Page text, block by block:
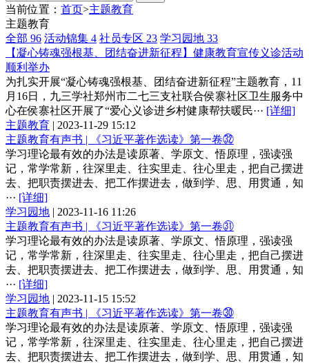
当前位置： 首页>主题教育
主题教育
全部 96 活动锦集 4 社员专区 23 学习园地 33
【凝心铸魂强根基、团结奋进新征程】健康教育宣传义诊活动
顺利举办
为扎实开展“凝心铸魂强根基、团结奋进新征程”主题教育，11
月16日，九三学社郑州市二七三支社联合侯寨社区卫生服务中
心在侯寨社区开展了“爱心义诊进乡村健康帮扶暖民··· [详细]
主题教育 | 2023-11-29 15:12
主题教育有声书 | 《习近平著作选读》第一卷㉜
学习理论最有效的办法是读原著、学原文、悟原理，强读强
记，常学常新，往深里走、往实里走、往心里走，把自己摆进
去、把职责摆进去、把工作摆进去，做到学、思、用贯通，知
··· [详细]
学习园地 | 2023-11-16 11:26
主题教育有声书 | 《习近平著作选读》第一卷㉛
学习理论最有效的办法是读原著、学原文、悟原理，强读强
记，常学常新，往深里走、往实里走、往心里走，把自己摆进
去、把职责摆进去、把工作摆进去，做到学、思、用贯通，知
··· [详细]
学习园地 | 2023-11-15 15:52
主题教育有声书 | 《习近平著作选读》第一卷㉚
学习理论最有效的办法是读原著、学原文、悟原理，强读强
记，常学常新，往深里走、往实里走、往心里走，把自己摆进
去、把职责摆进去、把工作摆进去，做到学、思、用贯通，知